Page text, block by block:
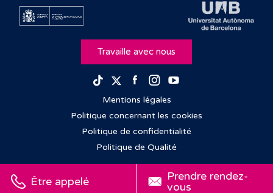
Être appelé
Prendre rendez-
vous
Travaille avec nous
TikTokTwitterFacebook
Instagram
Mentions légales
Politique concernant les cookies
Politique de confidentialité
Politique de Qualité